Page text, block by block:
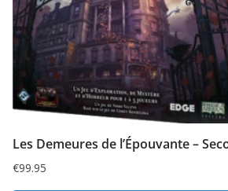
Les Demeures de l’Épouvante –
€99.95